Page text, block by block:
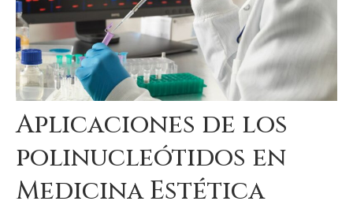
Aplicaciones de los
polinucleótidos en
Medicina Estética